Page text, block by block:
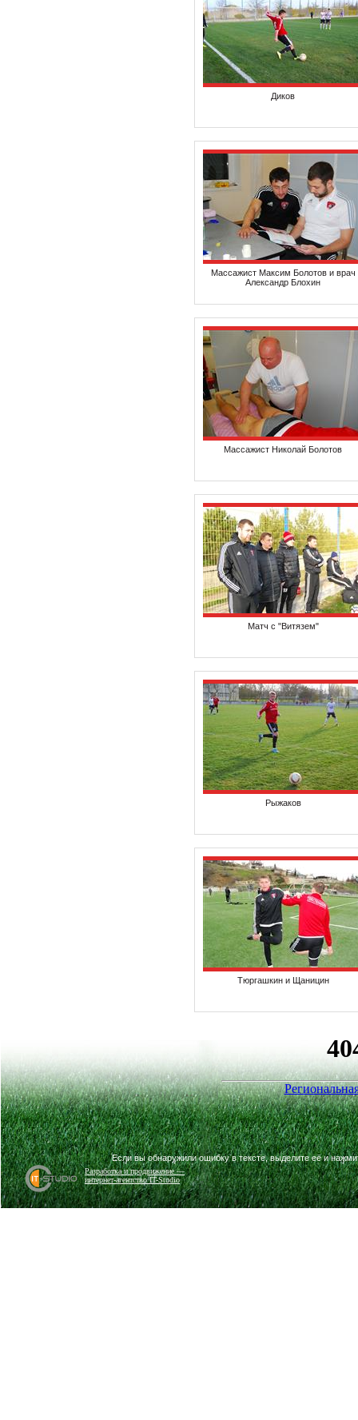
Диков
Массажист Максим Болотов и врач
Александр Блохин
Массажист Николай Болотов
Матч с "Витязем"
Рыжаков
Тюргашкин и Щаницин
Разработка и продвижение —
интернет-агентство IT-Studio
Если вы обнаружили ошибку в тексте, выделите её и